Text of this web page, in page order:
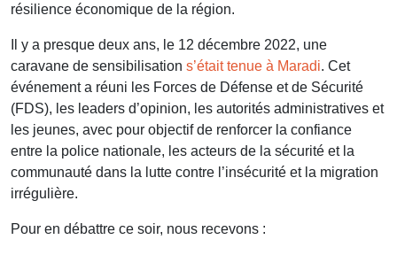
résilience économique de la région.
Il y a presque deux ans, le 12 décembre 2022, une
caravane de sensibilisation s’était tenue à Maradi. Cet
événement a réuni les Forces de Défense et de Sécurité
(FDS), les leaders d’opinion, les autorités administratives et
les jeunes, avec pour objectif de renforcer la confiance
entre la police nationale, les acteurs de la sécurité et la
communauté dans la lutte contre l’insécurité et la migration
irrégulière.
Pour en débattre ce soir, nous recevons :